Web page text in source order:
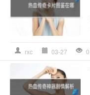
rxc 03-27 0